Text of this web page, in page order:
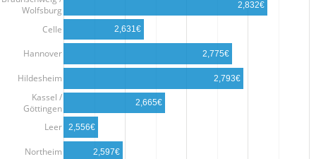
Wolfsburg
Celle
Hannover
Hildesheim
Kassel /
Göttingen
Leer
Northeim
2,832€
2,631€
2,775€
2,793€
2,665€
2,556€
2,597€